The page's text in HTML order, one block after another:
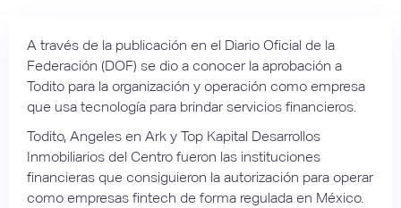
A través de la publicación en el Diario Oficial de la
Federación (DOF) se dio a conocer la aprobación a
Todito para la organización y operación como empresa
que usa tecnología para brindar servicios financieros.
Todito, Angeles en Ark y Top Kapital Desarrollos
Inmobiliarios del Centro fueron las instituciones
financieras que consiguieron la autorización para operar
como empresas fintech de forma regulada en México.